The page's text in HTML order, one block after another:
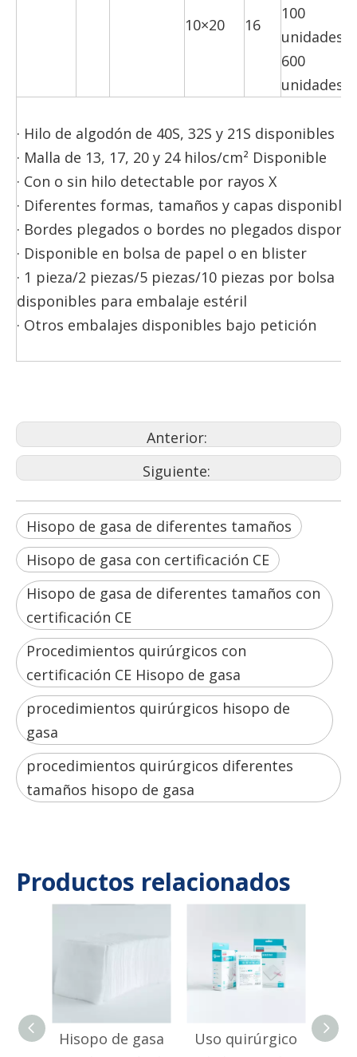
10×20 16
100
unidades/
600
unidades/
· Hilo de algodón de 40S, 32S y 21S disponibles
· Malla de 13, 17, 20 y 24 hilos/cm² Disponible
· Con o sin hilo detectable por rayos X
· Diferentes formas, tamaños y capas disponibles
· Bordes plegados o bordes no plegados
· Disponible en bolsa de papel o en blister
· 1 pieza/2 piezas/5 piezas/10 piezas por bolsa
disponibles para embalaje estéril
· Otros embalajes disponibles bajo petición
Anterior:
Siguiente:
Hisopo de gasa de diferentes tamaños
Hisopo de gasa con certificación CE
Hisopo de gasa de diferentes tamaños con
certificación CE
Procedimientos quirúrgicos con
certificación CE Hisopo de gasa
procedimientos quirúrgicos hisopo de
gasa
procedimientos quirúrgicos diferentes
tamaños hisopo de gasa
Productos relacionados
Hisopo de gasa
Uso quirúrgico